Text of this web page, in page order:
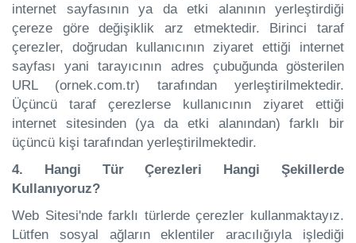
internet sayfasının ya da etki alanının yerleştirdiği
çereze göre değişiklik arz etmektedir. Birinci taraf
çerezler, doğrudan kullanıcının ziyaret ettiği internet
sayfası yani tarayıcının adres çubuğunda gösterilen
URL (ornek.com.tr) tarafından yerleştirilmektedir.
Üçüncü taraf çerezlerse kullanıcının ziyaret ettiği
internet sitesinden (ya da etki alanından) farklı bir
üçüncü kişi tarafından yerleştirilmektedir.
4. Hangi Tür Çerezleri Hangi Şekillerde
Kullanıyoruz?
Web Sitesi'nde farklı türlerde çerezler kullanmaktayız.
Lütfen sosyal ağların eklentiler aracılığıyla işlediği